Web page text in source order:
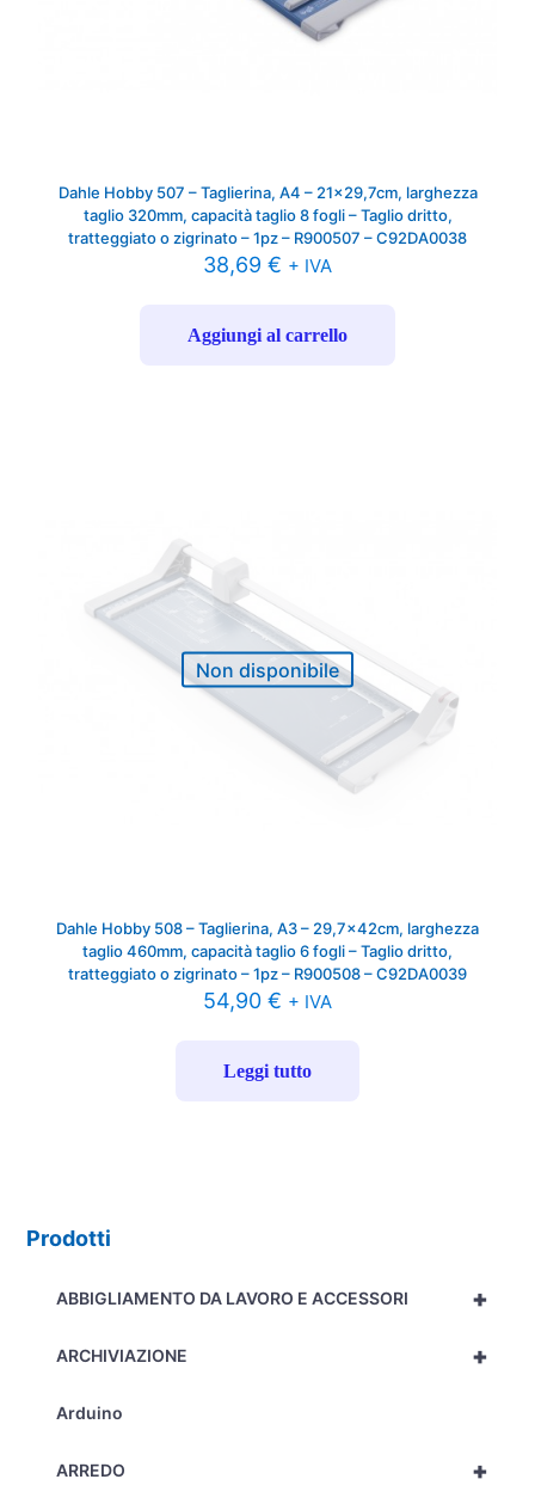
Prodotti
+
ABBIGLIAMENTO DA LAVORO E ACCESSORI
+
ARCHIVIAZIONE
Arduino
+
ARREDO
Dahle Hobby 507 – Taglierina, A4 – 21×29,7cm, larghezza
taglio 320mm, capacità taglio 8 fogli – Taglio dritto,
tratteggiato o zigrinato – 1pz – R900507 – C92DA0038
38,69 € + IVA
Aggiungi al carrello
Non disponibile
Dahle Hobby 508 – Taglierina, A3 – 29,7x42cm, larghezza
taglio 460mm, capacità taglio 6 fogli – Taglio dritto,
tratteggiato o zigrinato – 1pz – R900508 – C92DA0039
54,90 € + IVA
Leggi tutto